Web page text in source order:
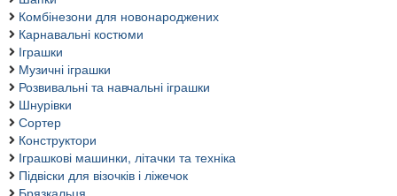
Комбінезони для новонароджених
Карнавальні костюми
Іграшки
Музичні іграшки
Розвивальні та навчальні іграшки
Шнурівки
Сортер
Конструктори
Іграшкові машинки, літачки та техніка
Підвіски для візочків і ліжечок